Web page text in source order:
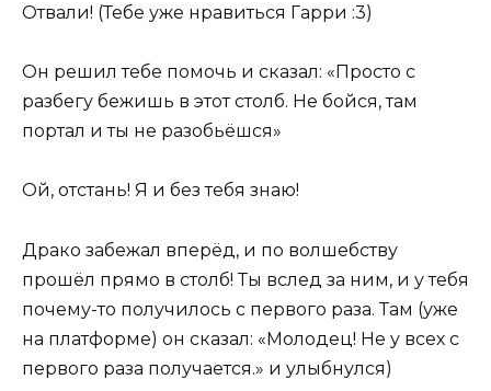
Отвали! (Тебе уже нравиться Гарри :3)
Он решил тебе помочь и сказал: «Просто с
разбегу бежишь в этот столб. Не бойся, там
портал и ты не разобьёшся»
Ой, отстань! Я и без тебя знаю!
Драко забежал вперёд, и по волшебству
прошёл прямо в столб! Ты вслед за ним, и у тебя
почему-то получилось с первого раза. Там (уже
на платформе) он сказал: «Молодец! Не у всех с
первого раза получается.» и улыбнулся)